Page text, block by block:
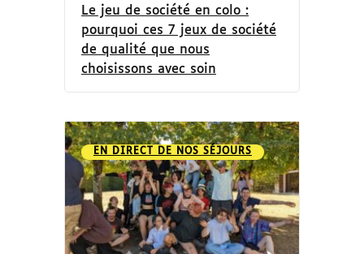
Le jeu de société en colo :
pourquoi ces 7 jeux de société
de qualité que nous
choisissons avec soin
EN DIRECT DE NOS SÉJOURS